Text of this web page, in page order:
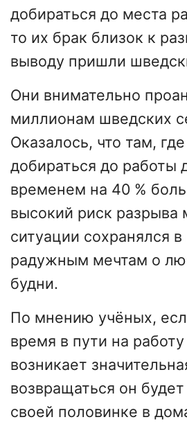
добираться до места
то их брак близок к
выводу пришли
Они внимательно
миллионам шведских
Оказалось, что там,
добираться до работы
временем на 40 %
высокий риск
ситуации сохранялся
радужным мечтам о
будни.
По мнению учёных,
время в пути на
возникает
возвращаться он
своей половинке в